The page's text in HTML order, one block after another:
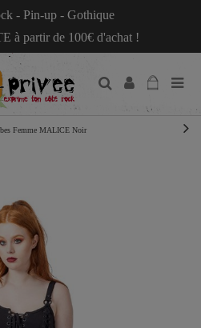
- Pin-up - Gothique
à partir de 100€ d'achat !
Femme MALICE Noir